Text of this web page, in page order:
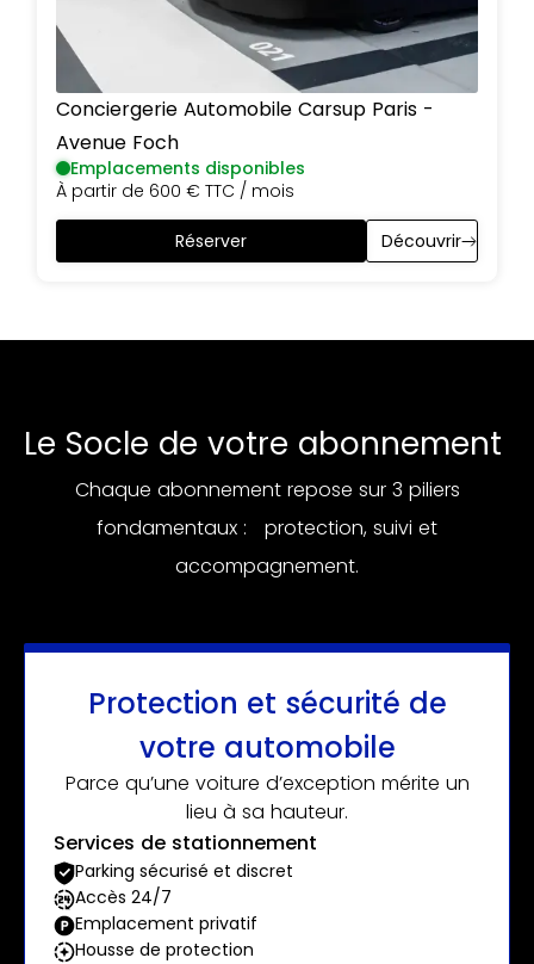
Conciergerie Automobile Carsup Paris -
Avenue Foch
Emplacements disponibles
À partir de 600 € TTC / mois
Réserver Découvrir
Le Socle de votre abonnement
Chaque abonnement repose sur 3 piliers
fondamentaux : protection, suivi et
accompagnement.
Protection et sécurité de
votre automobile
Parce qu’une voiture d’exception mérite un
lieu à sa hauteur.
Services de stationnement
Parking sécurisé et discret
Accès 24/7
Emplacement privatif
Housse de protection